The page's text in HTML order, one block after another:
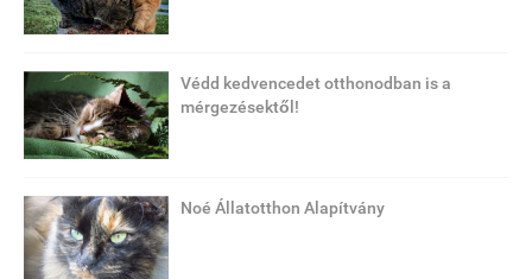
Védd kedvencedet otthonodban is a
mérgezésektől!
Noé Állatotthon Alapítvány